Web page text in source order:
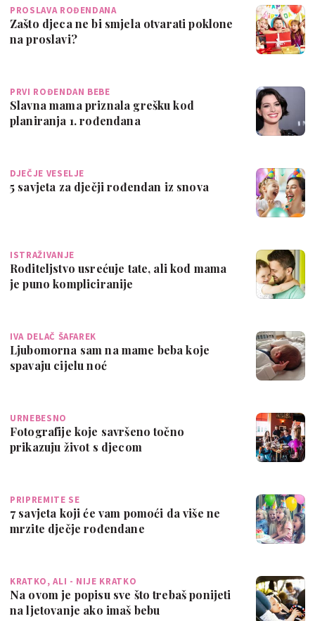
PROSLAVA ROĐENDANA
Zašto djeca ne bi smjela otvarati poklone
na proslavi?
PRVI ROĐENDAN BEBE
Slavna mama priznala grešku kod
planiranja 1. rođendana
DJEČJE VESELJE
5 savjeta za dječji rođendan iz snova
ISTRAŽIVANJE
Roditeljstvo usrećuje tate, ali kod mama
je puno kompliciranije
IVA DELAČ ŠAFAREK
Ljubomorna sam na mame beba koje
spavaju cijelu noć
URNEBESNO
Fotografije koje savršeno točno
prikazuju život s djecom
PRIPREMITE SE
7 savjeta koji će vam pomoći da više ne
mrzite dječje rođendane
KRATKO, ALI - NIJE KRATKO
Na ovom je popisu sve što trebaš ponijeti
na ljetovanje ako imaš bebu